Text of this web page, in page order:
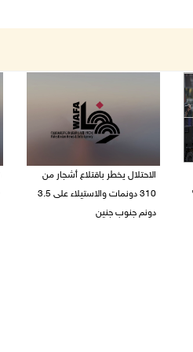
الاحتلال يخطر باقتلاع أشجار من
310 دونمات والاستيلاء على 3.5
دونم جنوب جنين